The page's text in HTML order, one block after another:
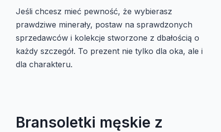
Jeśli chcesz mieć pewność, że wybierasz
prawdziwe minerały, postaw na sprawdzonych
sprzedawców i kolekcje stworzone z dbałością o
każdy szczegół. To prezent nie tylko dla oka, ale i
dla charakteru.
Bransoletki męskie z